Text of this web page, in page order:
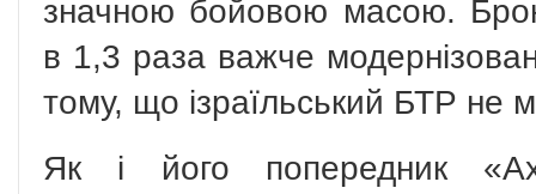
значною бойовою масою.
в 1,3 раза важче
тому, що ізраїльський БТР не
Як і його попередник